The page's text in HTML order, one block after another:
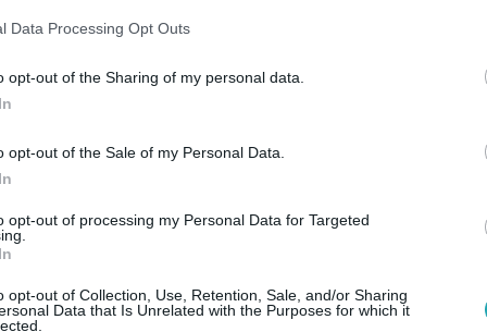
Data Processing Opt Outs
opt-out of the Sharing of my personal data.
opt-out of the Sale of my Personal Data.
opt-out of processing my Personal Data for Targeted
opt-out of Collection, Use, Retention, Sale, and/or Sharing
Data that Is Unrelated with the Purposes for which it
Séra Dániel és Kiss Csongor a Cápák közöttben elárulták,
Magyarországon: a krumpli.
Séra Dániel és Kiss Csongor a Cápák közöttben 80